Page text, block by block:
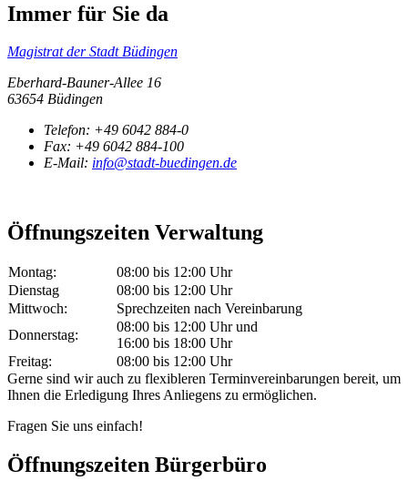
Immer für Sie da
Magistrat der Stadt Büdingen
Eberhard-Bauner-Allee 16
63654 Büdingen
Telefon: +49 6042 884-0
Fax: +49 6042 884-100
E-Mail: info@stadt-buedingen.de
Öffnungszeiten Verwaltung
Montag:
08:00 bis 12:00 Uhr
Dienstag
08:00 bis 12:00 Uhr
Mittwoch:
Sprechzeiten nach Vereinbarung
Donnerstag:
08:00 bis 12:00 Uhr und
16:00 bis 18:00 Uhr
Freitag:
08:00 bis 12:00 Uhr
Gerne sind wir auch zu flexibleren Terminvereinbarungen bereit, um
Ihnen die Erledigung Ihres Anliegens zu ermöglichen.
Fragen Sie uns einfach!
Öffnungszeiten Bürgerbüro